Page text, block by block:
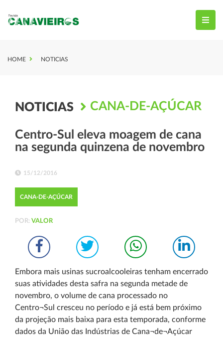
HOME NOTICIAS
NOTICIAS CANA-DE-AÇÚCAR
Centro-Sul eleva moagem de cana
na segunda quinzena de novembro
15/12/2016
CANA-DE-AÇÚCAR
POR: VALOR
Embora mais usinas sucroalcooleiras tenham encerrado
suas atividades desta safra na segunda metade de
novembro, o volume de cana processado no
Centro¬Sul cresceu no período e já está bem próximo
da projeção mais baixa para esta temporada, conforme
dados da União das Indústrias de Cana¬de¬Açúcar